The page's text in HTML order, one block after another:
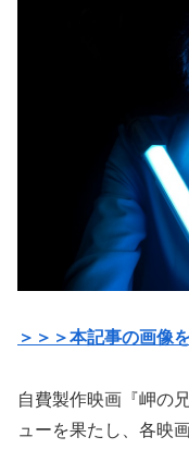
＞＞＞本記事の画像
自費製作映画『岬の
ューを果たし、各映